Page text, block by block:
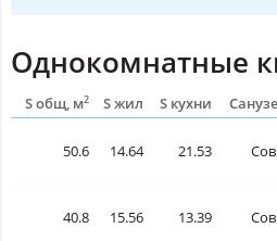
Однокомнатные
S общ, м2 S жил S кухни
50.6 14.64 21.53
40.8 15.56 13.39